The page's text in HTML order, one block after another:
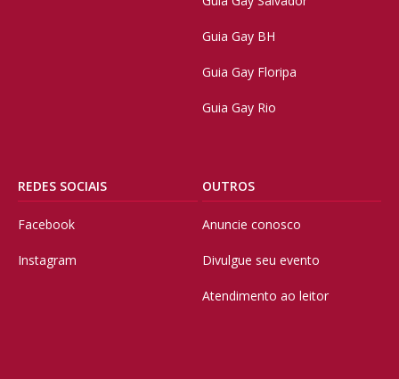
Guia Gay BH
Guia Gay Floripa
Guia Gay Rio
REDES SOCIAIS
Facebook
Instagram
OUTROS
Anuncie conosco
Divulgue seu evento
Atendimento ao leitor